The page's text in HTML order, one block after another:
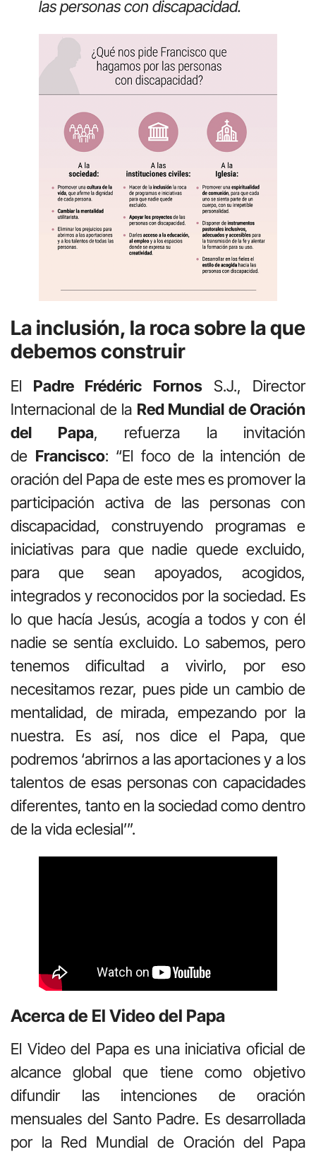
las personas con discapacidad.
La inclusión, la roca sobre la que
debemos construir
El Padre Frédéric FornosS.J., Director
Internacional de la Red Mundial de Oración
del Papa, refuerza la invitación
de Francisco: “El foco de la intención de
oración del Papa de este mes es promover la
participación activa de las personas con
discapacidad, construyendo programas e
iniciativas para que nadie quede excluido,
para que sean apoyados, acogidos,
integrados y reconocidos por la sociedad. Es
lo que hacía Jesús, acogía a todos y con él
nadie se sentía excluido. Lo sabemos, pero
tenemos dificultad a vivirlo, por eso
necesitamos rezar, pues pide un cambio de
mentalidad, de mirada, empezando por la
nuestra. Es así, nos dice el Papa, que
podremos ‘abrirnos a las aportaciones y a los
talentos de esas personas con capacidades
diferentes, tanto en la sociedad como dentro
de la vida eclesial’”.
Acerca de El Video del Papa
El Video del Papa es una iniciativa oficial de
alcance global que tiene como objetivo
difundir las intenciones de oración
mensuales del Santo Padre. Es desarrollada
por la Red Mundial de Oración del Papa